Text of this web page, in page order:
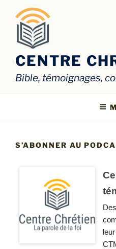
contenu
principal
CENTRE
Bible, témoignages,
S’ABONNER AU